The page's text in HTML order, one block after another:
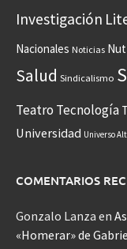
Investigación
Nacionales Noticias
Salud Sindicalismo
Teatro Tecnología
Universidad Universo
COMENTARIOS
Gonzalo Lanza en
«Homerar» de